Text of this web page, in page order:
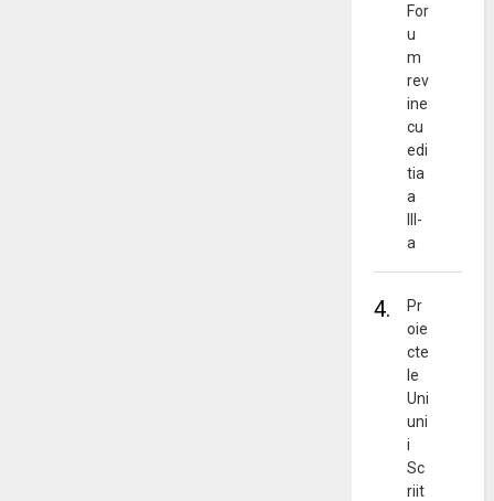
For
u
m
rev
ine
cu
edi
tia
a
III-
a
4.
Pr
oie
cte
le
Uni
uni
i
Sc
riit